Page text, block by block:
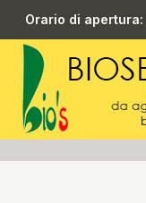
Orario di apertura: